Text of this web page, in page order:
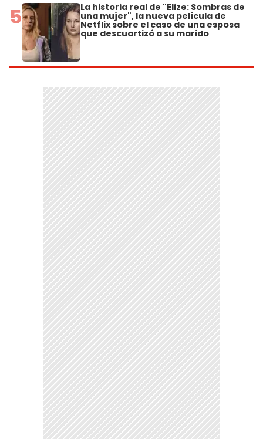
5 La historia real de "Elize: Sombras de
una mujer", la nueva película de
Netflix sobre el caso de una esposa
que descuartizó a su marido